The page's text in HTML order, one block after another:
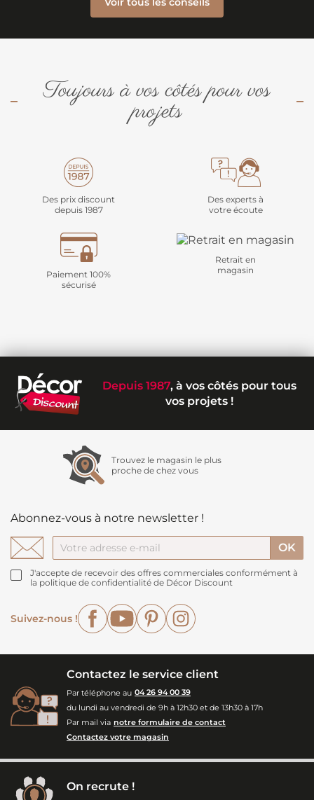
Toujours à vos côtés pour vos
projets
Des prix discount
depuis 1987
Des experts à
votre écoute
Paiement 100%
sécurisé
Retrait en
magasin
Depuis 1987, à vos côtés pour tous
vos projets !
Trouvez le magasin le plus
proche de chez vous
Abonnez-vous à notre newsletter !
J'accepte de recevoir des offres commerciales conformément à
la politique de confidentialité de Décor Discount
Suivez-nous !
FacebookYouTubePinterest
Contactez le service client
Par téléphone au 04 26 94 00 39
du lundi au vendredi de 9h à 12h30 et de 13h30 à 17h
Par mail via notre formulaire de contact
Contactez votre magasin
On recrute !